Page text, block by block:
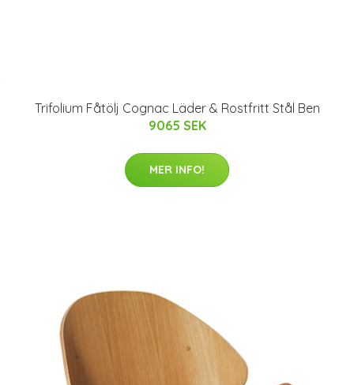
Trifolium Fåtölj Cognac Läder & Rostfritt Stål Ben
9065 SEK
MER INFO!